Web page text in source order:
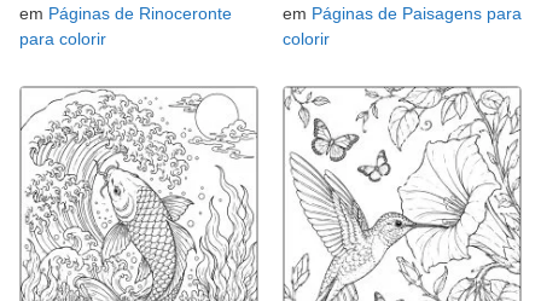
em Páginas de Rinoceronte
para colorir
em Páginas de Paisagens para
colorir